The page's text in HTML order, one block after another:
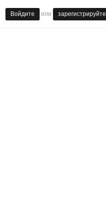
Войдите или